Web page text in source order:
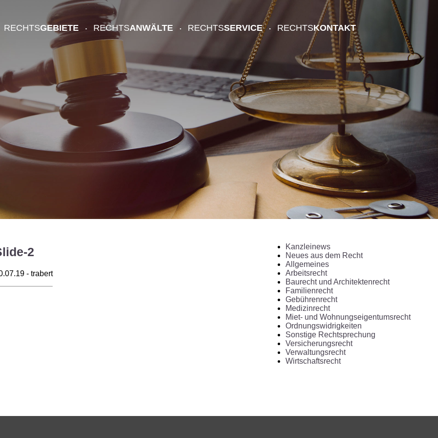
RECHTSGEBIETE RECHTSANWÄLTE RECHTSSERVICE RECHTSKONTAKT
2
- trabert
Kanzleinews
Neues aus dem Recht
Allgemeines
Arbeitsrecht
Baurecht und Architektenrecht
Familienrecht
Gebührenrecht
Medizinrecht
Miet- und Wohnungseigentumsrecht
Ordnungswidrigkeiten
Sonstige Rechtsprechung
Versicherungsrecht
Verwaltungsrecht
Wirtschaftsrecht